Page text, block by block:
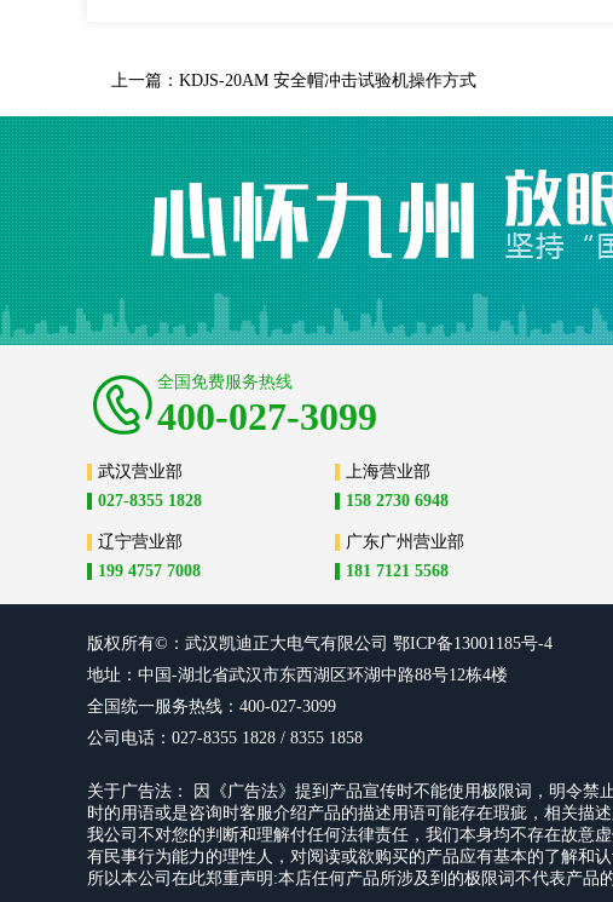
上一篇： KDJS-20AM 安全帽冲击试验机操作方式
全国免费服务热线
400-027-3099
武汉营业部
027-8355 1828
上海营业部
158 2730 6948
辽宁营业部
199 4757 7008
广东广州营业部
181 7121 5568
版权所有©：武汉凯迪正大电气有限公司 鄂ICP备13001185号-4
地址：中国-湖北省武汉市东西湖区环湖中路88号12栋4楼
全国统一服务热线：400-027-3099
公司电话：027-8355 1828 / 8355 1858
关于广告法： 因《广告法》提到产品宣传时不能使用极限词，明令禁
时的用语或是咨询时客服介绍产品的描述用语可能存在瑕疵，相关描
我公司不对您的判断和理解付任何法律责任，我们本身均不存在故意
有民事行为能力的理性人，对阅读或欲购买的产品应有基本的了解和
所以本公司在此郑重声明:本店任何产品所涉及到的极限词不代表产品